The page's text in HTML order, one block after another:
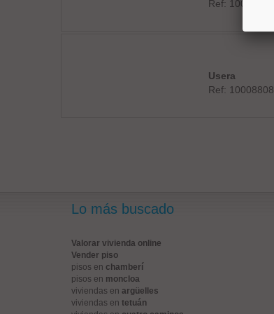
Ref: 10008761
Usera
Ref: 10008808
Lo más buscado
Valorar vivienda online
Vender piso
pisos en chamberí
pisos en moncloa
viviendas en argüelles
viviendas en tetuán